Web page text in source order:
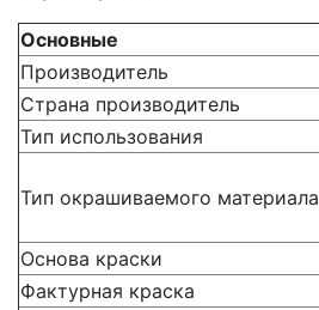
Основные
Производитель
Страна производитель
Тип использования
Тип окрашиваемого материала
Основа краски
Фактурная краска